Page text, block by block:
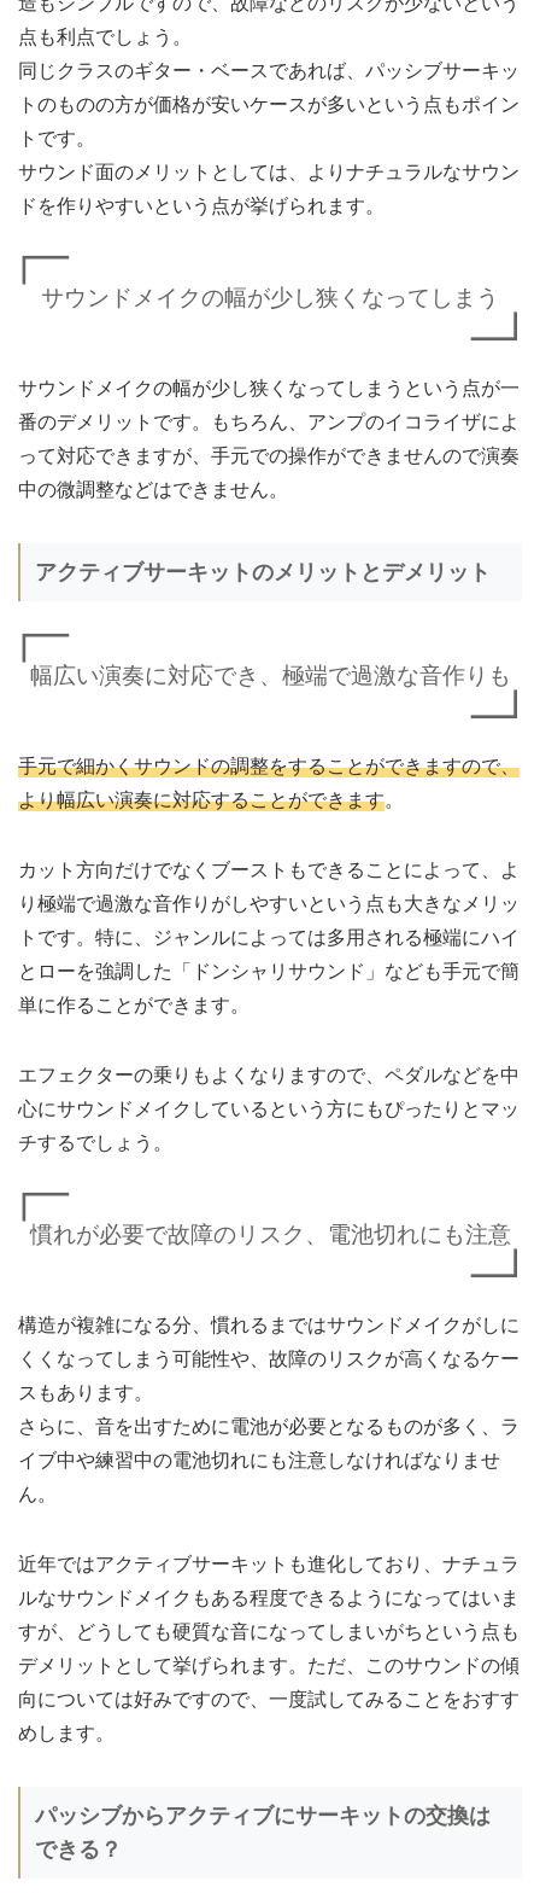
点も利点でしょう。
同じクラスのギター・ベースであれば、パッシブサーキッ
トのものの方が価格が安いケースが多いという点もポイン
トです。
サウンド面のメリットとしては、よりナチュラルなサウン
ドを作りやすいという点が挙げられます。
サウンドメイクの幅が少し狭くなってしまう
サウンドメイクの幅が少し狭くなってしまうという点が一
番のデメリットです。もちろん、アンプのイコライザによ
って対応できますが、手元での操作ができませんので演奏
中の微調整などはできません。
アクティブサーキットのメリットとデメリット
幅広い演奏に対応でき、極端で過激な音作りも
手元で細かくサウンドの調整をすることができますので、
より幅広い演奏に対応することができます。
カット方向だけでなくブーストもできることによって、よ
り極端で過激な音作りがしやすいという点も大きなメリッ
トです。特に、ジャンルによっては多用される極端にハイ
とローを強調した「ドンシャリサウンド」なども手元で簡
単に作ることができます。
エフェクターの乗りもよくなりますので、ペダルなどを中
心にサウンドメイクしているという方にもぴったりとマッ
チするでしょう。
慣れが必要で故障のリスク、電池切れにも注意
構造が複雑になる分、慣れるまではサウンドメイクがしに
くくなってしまう可能性や、故障のリスクが高くなるケー
スもあります。
さらに、音を出すために電池が必要となるものが多く、ラ
イブ中や練習中の電池切れにも注意しなければなりませ
ん。
近年ではアクティブサーキットも進化しており、ナチュラ
ルなサウンドメイクもある程度できるようになってはいま
すが、どうしても硬質な音になってしまいがちという点も
デメリットとして挙げられます。ただ、このサウンドの傾
向については好みですので、一度試してみることをおすす
めします。
パッシブからアクティブにサーキットの交換は
できる？